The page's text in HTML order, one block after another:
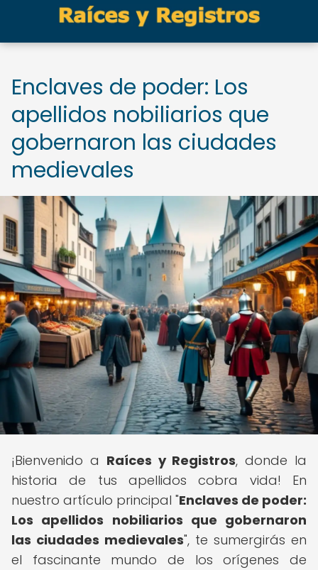
Enclaves de poder: Los
apellidos nobiliarios que
gobernaron las ciudades
medievales
¡Bienvenido a Raíces y Registros, donde la
historia de tus apellidos cobra vida! En
nuestro artículo principal "Enclaves de poder:
Los apellidos nobiliarios que gobernaron
las ciudades medievales", te sumergirás en
el fascinante mundo de los orígenes de